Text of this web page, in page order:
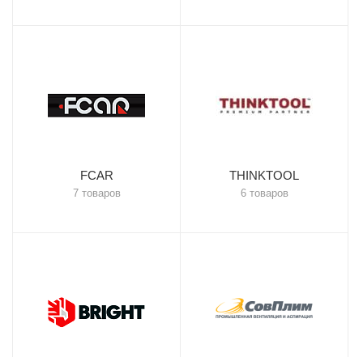
FCAR
7 товаров
THINKTOOL
6 товаров